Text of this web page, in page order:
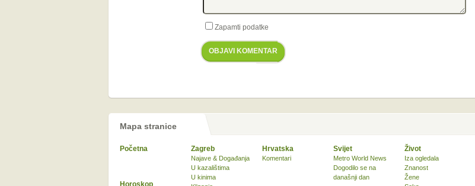
Zapamti podatke
OBJAVI KOMENTAR
Mapa stranice
Početna Zagreb
Najave & Događanja
U kazalištima
U kinima
Hrvatska
Komentari
Svijet
Metro World News
Dogodilo se na
današnji dan
Život
Iza ogledala
Znanost
Žene
Horoskop